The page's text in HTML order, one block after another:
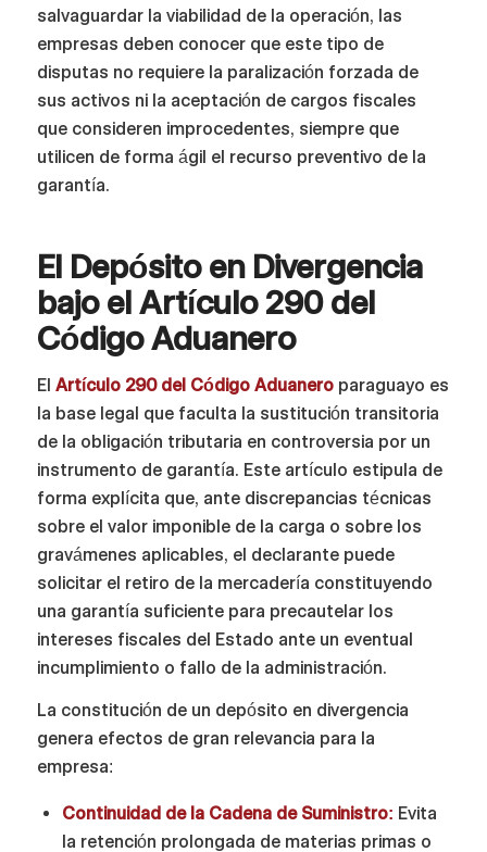
salvaguardar la viabilidad de la operación, las
empresas deben conocer que este tipo de
disputas no requiere la paralización forzada de
sus activos ni la aceptación de cargos fiscales
que consideren improcedentes, siempre que
utilicen de forma ágil el recurso preventivo de la
garantía.
El Depósito en Divergencia
bajo el Artículo 290 del
Código Aduanero
El Artículo 290 del Código Aduaneroparaguayo es
la base legal que faculta la sustitución transitoria
de la obligación tributaria en controversia por un
instrumento de garantía. Este artículo estipula de
forma explícita que, ante discrepancias técnicas
sobre el valor imponible de la carga o sobre los
gravámenes aplicables, el declarante puede
solicitar el retiro de la mercadería constituyendo
una garantía suficiente para precautelar los
intereses fiscales del Estado ante un eventual
incumplimiento o fallo de la administración.
La constitución de un depósito en divergencia
genera efectos de gran relevancia para la
empresa:
Continuidad de la Cadena de Suministro: Evita
la retención prolongada de materias primas o